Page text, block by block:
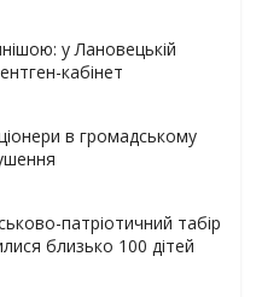
у Лановецькій
кабінет
в громадському
патріотичний табір
близько 100 дітей